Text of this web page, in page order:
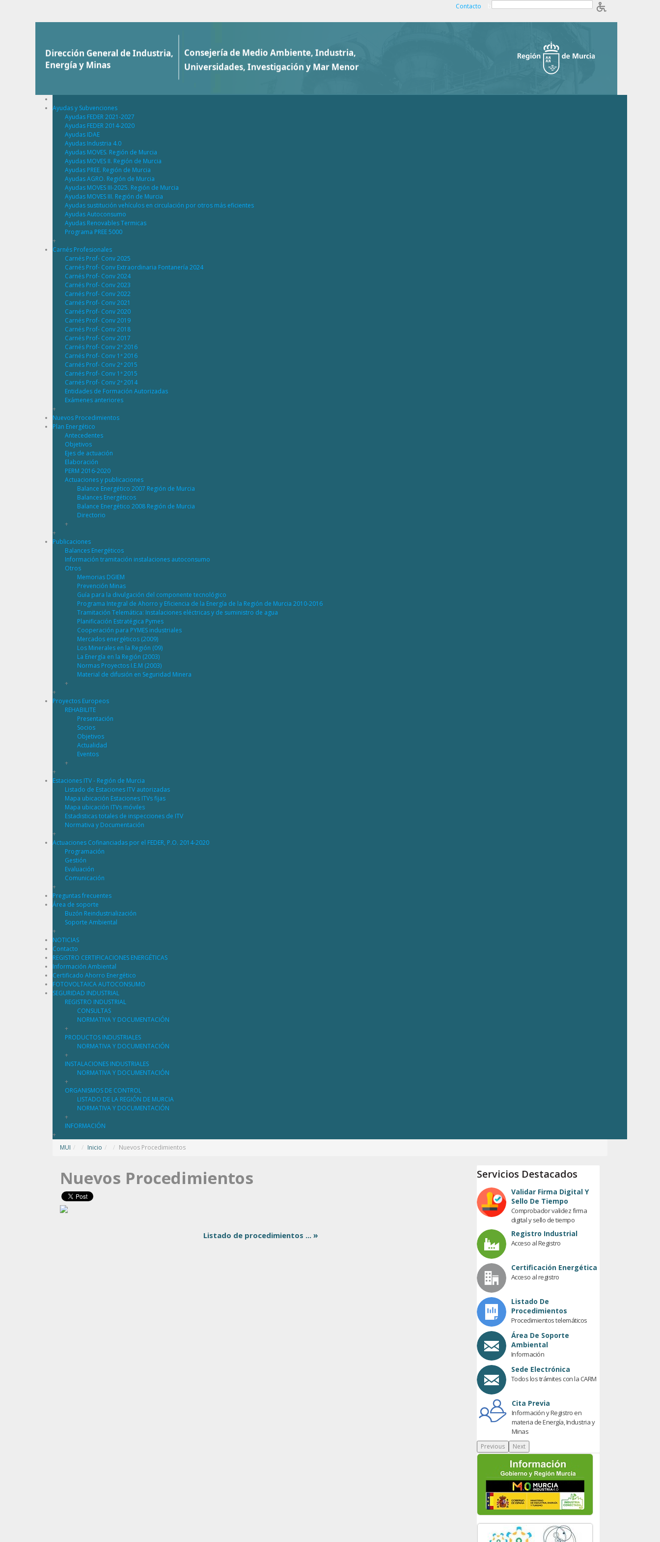
Contacto
Ayudas y Subvenciones
Ayudas FEDER 2021-2027
Ayudas FEDER 2014-2020
Ayudas IDAE
Ayudas Industria 4.0
Ayudas MOVES. Región de Murcia
Ayudas MOVES II. Región de Murcia
Ayudas PREE. Región de Murcia
Ayudas AGRO. Región de Murcia
Ayudas MOVES III-2025. Región de Murcia
Ayudas MOVES III. Región de Murcia
Ayudas sustitución vehículos en circulación por otros más eficientes
Ayudas Autoconsumo
Ayudas Renovables Termicas
Programa PREE 5000
+
Carnés Profesionales
Carnés Prof- Conv 2025
Carnés Prof- Conv Extraordinaria Fontanería 2024
Carnés Prof- Conv 2024
Carnés Prof- Conv 2023
Carnés Prof- Conv 2022
Carnés Prof- Conv 2021
Carnés Prof- Conv 2020
Carnés Prof- Conv 2019
Carnés Prof- Conv 2018
Carnés Prof- Conv 2017
Carnés Prof- Conv 2ª 2016
Carnés Prof- Conv 1ª 2016
Carnés Prof- Conv 2ª 2015
Carnés Prof- Conv 1ª 2015
Carnés Prof- Conv 2ª 2014
Entidades de Formación Autorizadas
Exámenes anteriores
+
Nuevos Procedimientos
Plan Energético
Antecedentes
Objetivos
Ejes de actuación
Elaboración
PERM 2016-2020
Actuaciones y publicaciones
Balance Energético 2007 Región de Murcia
Balances Energéticos
Balance Energético 2008 Región de Murcia
Directorio
+
+
Publicaciones
Balances Energéticos
Información tramitación instalaciones autoconsumo
Otros
Memorias DGIEM
Prevención Minas
Guía para la divulgación del componente tecnológico
Programa Integral de Ahorro y Eficiencia de la Energía de la Región de Murcia 2010-2016
Tramitación Telemática: Instalaciones eléctricas y de suministro de agua
Planificación Estratégica Pymes
Cooperación para PYMES industriales
Mercados energéticos (2009)
Los Minerales en la Región (09)
La Energía en la Región (2003)
Normas Proyectos I.E.M (2003)
Material de difusión en Seguridad Minera
+
+
Proyectos Europeos
REHABILITE
Presentación
Socios
Objetivos
Actualidad
Eventos
+
+
Estaciones ITV - Región de Murcia
Listado de Estaciones ITV autorizadas
Mapa ubicación Estaciones ITVs fijas
Mapa ubicación ITVs móviles
Estadisticas totales de inspecciones de ITV
Normativa y Documentación
+
Actuaciones Cofinanciadas por el FEDER, P.O. 2014-2020
Programación
Gestión
Evaluación
Comunicación
+
Preguntas frecuentes
Área de soporte
Buzón Reindustrialización
Soporte Ambiental
+
NOTICIAS
Contacto
REGISTRO CERTIFICACIONES ENERGÉTICAS
Información Ambiental
Certificado Ahorro Energético
FOTOVOLTAICA AUTOCONSUMO
SEGURIDAD INDUSTRIAL
REGISTRO INDUSTRIAL
CONSULTAS
NORMATIVA Y DOCUMENTACIÓN
+
PRODUCTOS INDUSTRIALES
NORMATIVA Y DOCUMENTACIÓN
+
INSTALACIONES INDUSTRIALES
NORMATIVA Y DOCUMENTACIÓN
+
ORGANISMOS DE CONTROL
LISTADO DE LA REGIÓN DE MURCIA
NORMATIVA Y DOCUMENTACIÓN
+
INFORMACIÓN
+
MUI / Inicio / Nuevos Procedimientos
Nuevos Procedimientos
Listado de procedimientos ... »
Servicios Destacados
Validar Firma Digital Y
Sello De Tiempo
Comprobador validez firma
digital y sello de tiempo
Registro Industrial
Acceso al Registro
Certificación Energética
Acceso al registro
Listado De
Procedimientos
Procedimientos telemáticos
Área De Soporte
Ambiental
Información
Sede Electrónica
Todos los trámites con la CARM
Cita Previa
Información y Registro en
materia de Energía, Industria y
Minas
Previous Next